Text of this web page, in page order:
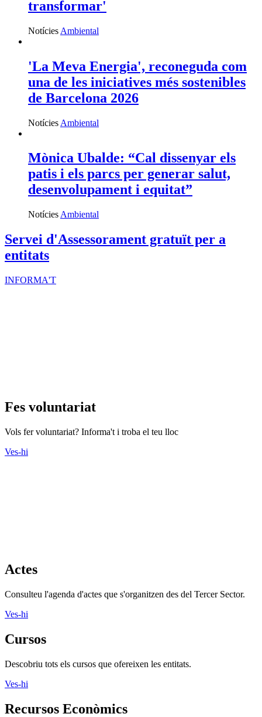
transformar'
Notícies Ambiental
'La Meva Energia', reconeguda com
una de les iniciatives més sostenibles
de Barcelona 2026
Notícies Ambiental
Mònica Ubalde: “Cal dissenyar els
patis i els parcs per generar salut,
desenvolupament i equitat”
Notícies Ambiental
Servei d'Assessorament gratuït per a
entitats
INFORMA'T
Fes voluntariat
Vols fer voluntariat? Informa't i troba el teu lloc
Ves-hi
Actes
Consulteu l'agenda d'actes que s'organitzen des del Tercer Sector.
Ves-hi
Cursos
Descobriu tots els cursos que ofereixen les entitats.
Ves-hi
Recursos Econòmics